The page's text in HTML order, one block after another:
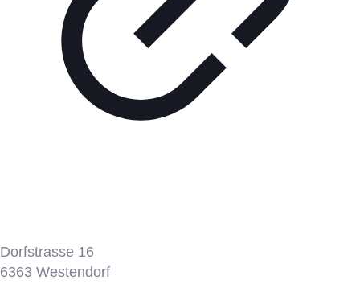
Dorfstrasse 16
6363 Westendorf